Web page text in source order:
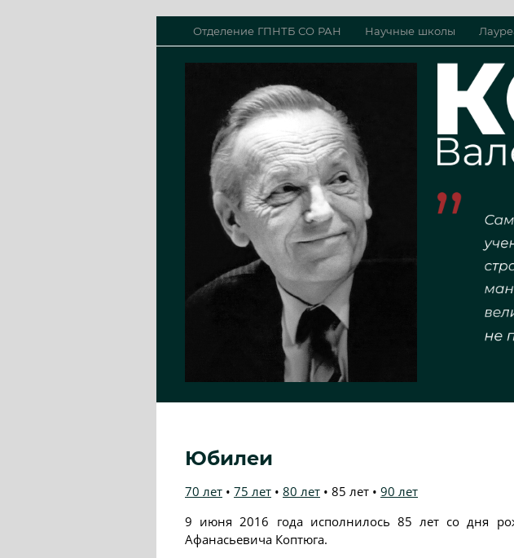
Отделение ГПНТБ СО РАН Научные школы
Юбилеи
70 лет • 75 лет • 80 лет • 85 лет • 90 лет
9 июня 2016 года исполнилось 85 лет со дня
Афанасьевича Коптюга.